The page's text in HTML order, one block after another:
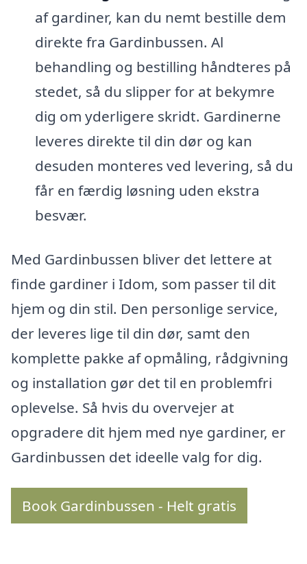
af gardiner, kan du nemt bestille dem
direkte fra Gardinbussen. Al
behandling og bestilling håndteres på
stedet, så du slipper for at bekymre
dig om yderligere skridt. Gardinerne
leveres direkte til din dør og kan
desuden monteres ved levering, så du
får en færdig løsning uden ekstra
besvær.
Med Gardinbussen bliver det lettere at
finde gardiner i Idom, som passer til dit
hjem og din stil. Den personlige service,
der leveres lige til din dør, samt den
komplette pakke af opmåling, rådgivning
og installation gør det til en problemfri
oplevelse. Så hvis du overvejer at
opgradere dit hjem med nye gardiner, er
Gardinbussen det ideelle valg for dig.
Book Gardinbussen - Helt gratis